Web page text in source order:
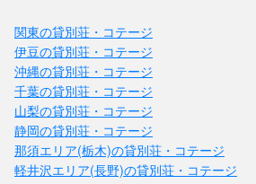
関東の貸別荘・コテージ
伊豆の貸別荘・コテージ
沖縄の貸別荘・コテージ
千葉の貸別荘・コテージ
山梨の貸別荘・コテージ
静岡の貸別荘・コテージ
那須エリア(栃木)の貸別荘・コテージ
軽井沢エリア(長野)の貸別荘・コテージ